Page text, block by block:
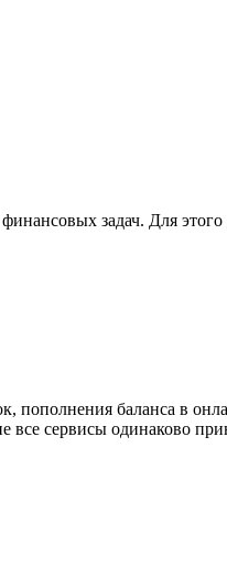
задач. Для
пополнения баланса в
все сервисы одинаково